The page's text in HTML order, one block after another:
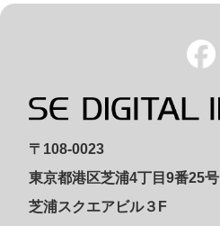
〒108-0023
東京都港区芝浦4丁目9番25号
芝浦スクエアビル３F